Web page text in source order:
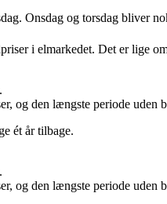
Onsdag og torsdag bliver
i elmarkedet. Det er lige
og den længste periode uden
ét år tilbage.
og den længste periode uden